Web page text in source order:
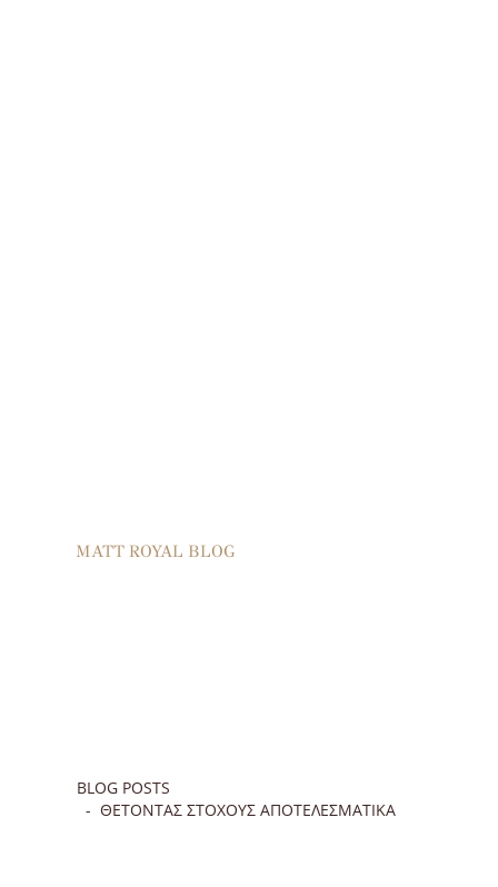
MATT ROYAL BLOG
BLOG POSTS
ΘΈΤΟΝΤΑΣ ΣΤΌΧΟΥΣ ΑΠΟΤΕΛΕΣΜΑΤΙΚΆ